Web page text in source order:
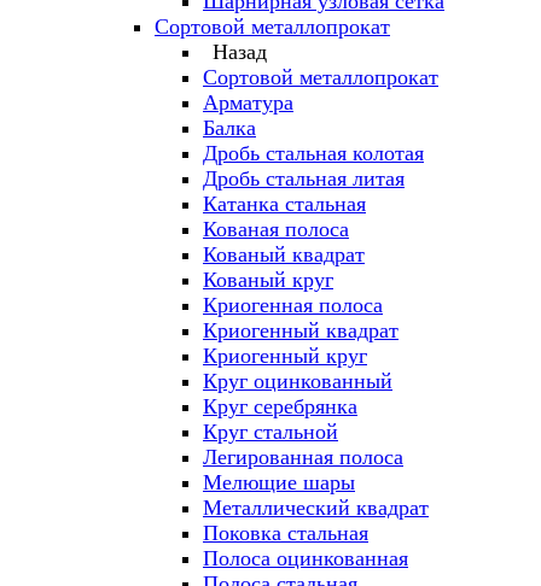
Сортовой металлопрокат
Назад
Сортовой металлопрокат
Арматура
Балка
Дробь стальная колотая
Дробь стальная литая
Катанка стальная
Кованая полоса
Кованый квадрат
Кованый круг
Криогенная полоса
Криогенный квадрат
Криогенный круг
Круг оцинкованный
Круг серебрянка
Круг стальной
Легированная полоса
Мелющие шары
Металлический квадрат
Поковка стальная
Полоса оцинкованная